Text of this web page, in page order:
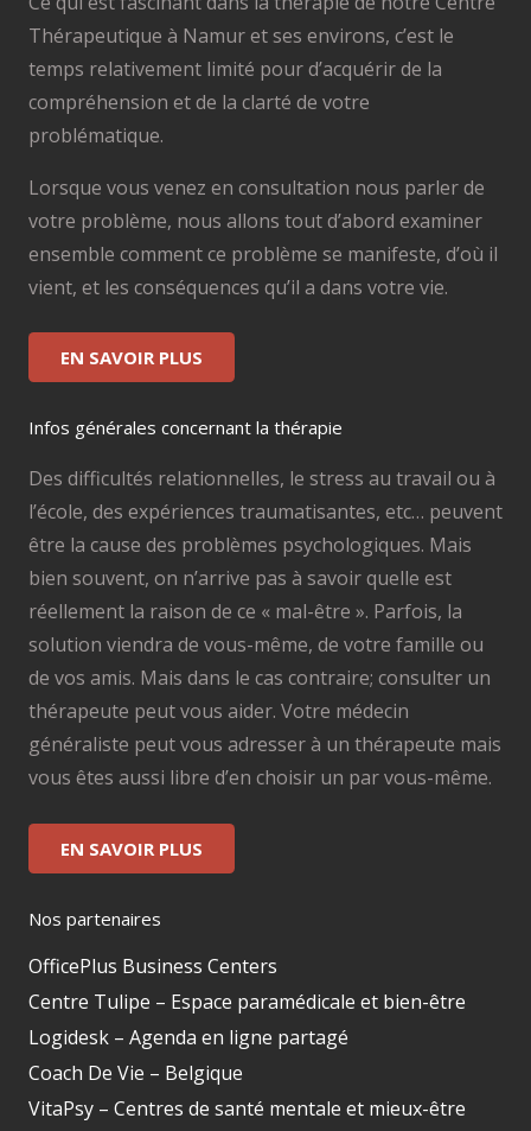
Thérapeutique à Namur et ses environs, c’est le
temps relativement limité pour d’acquérir de la
compréhension et de la clarté de votre
problématique.
Lorsque vous venez en consultation nous parler de
votre problème, nous allons tout d’abord examiner
ensemble comment ce problème se manifeste, d’où il
vient, et les conséquences qu’il a dans votre vie.
EN SAVOIR PLUS
Infos générales concernant la thérapie
Des difficultés relationnelles, le stress au travail ou à
l’école, des expériences traumatisantes, etc… peuvent
être la cause des problèmes psychologiques. Mais
bien souvent, on n’arrive pas à savoir quelle est
réellement la raison de ce « mal-être ». Parfois, la
solution viendra de vous-même, de votre famille ou
de vos amis. Mais dans le cas contraire; consulter un
thérapeute peut vous aider. Votre médecin
généraliste peut vous adresser à un thérapeute mais
vous êtes aussi libre d’en choisir un par vous-même.
EN SAVOIR PLUS
Nos partenaires
OfficePlus Business Centers
Centre Tulipe – Espace paramédicale et bien-être
Logidesk – Agenda en ligne partagé
Coach De Vie – Belgique
VitaPsy – Centres de santé mentale et mieux-être